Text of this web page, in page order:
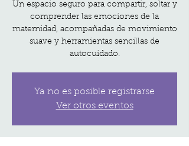
Un espacio seguro para compartir, soltar y
comprender las emociones de la
maternidad, acompañadas de movimiento
suave y herramientas sencillas de
autocuidado.
Ya no es posible registrarse
Ver otros eventos